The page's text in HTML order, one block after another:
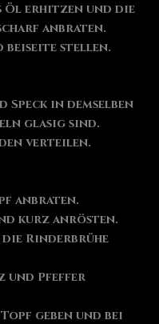
Öl erhitzen und die
anbraten.
beiseite stellen.
Speck in demselben
glasig sind.
verteilen.
anbraten.
kurz anrösten.
Rinderbrühe
und Pfeffer
geben und bei